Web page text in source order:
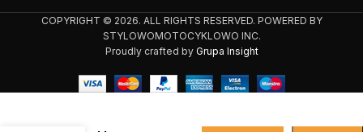
COPYRIGHT © 2026. ALL RIGHTS RESERVED. POWERED BY
STYLOWOMOTOCYKLOWO INC.
Proudly crafted by Grupa Insight